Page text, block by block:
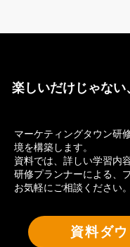
楽しいだけじゃな
マーケティングタウン研
境を構築します。
資料では、詳しい学習内
研修プランナーによる、
お気軽にご相談ください。
資料ダウ